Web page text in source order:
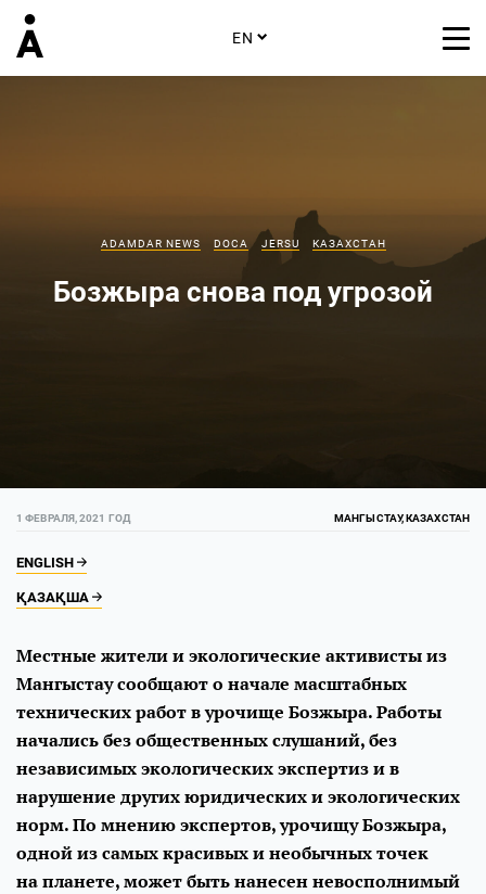
EN
ADAMDAR NEWS DOCA JERSU КАЗАХСТАН
Бозжыра снова под угрозой
1 ФЕВРАЛЯ, 2021 ГОД МАНГЫСТАУ, КАЗАХСТАН
ENGLISH
ҚАЗАҚША
Местные жители и экологические активисты из
Мангыстау сообщают о начале масштабных
технических работ в урочище Бозжыра. Работы
начались без общественных слушаний, без
независимых экологических экспертиз и в
нарушение других юридических и экологических
норм. По мнению экспертов, урочищу Бозжыра,
одной из самых красивых и необычных точек
на планете, может быть нанесен невосполнимый